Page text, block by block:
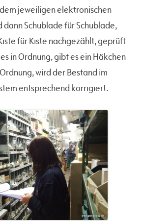
jeweiligen elektronischen
dann Schublade für Schublade,
für Kiste nachgezählt, geprüft
in Ordnung, gibt es ein Häkchen
wird der Bestand im
entsprechend korrigiert.